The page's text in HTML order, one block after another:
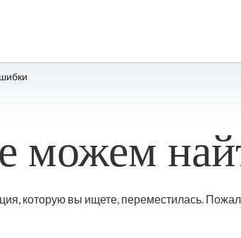
которую вы ищете, переместилась.